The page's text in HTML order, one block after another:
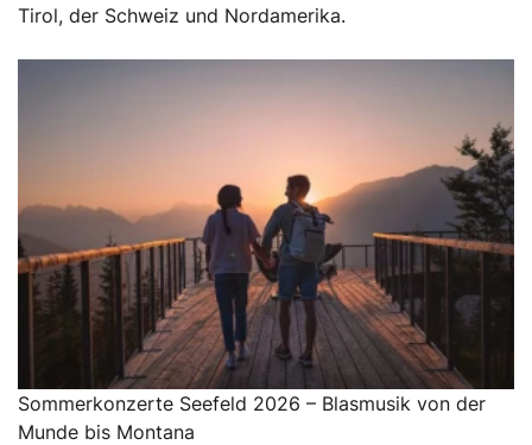
Tirol, der Schweiz und Nordamerika.
Sommerkonzerte Seefeld 2026 – Blasmusik von der
Munde bis Montana